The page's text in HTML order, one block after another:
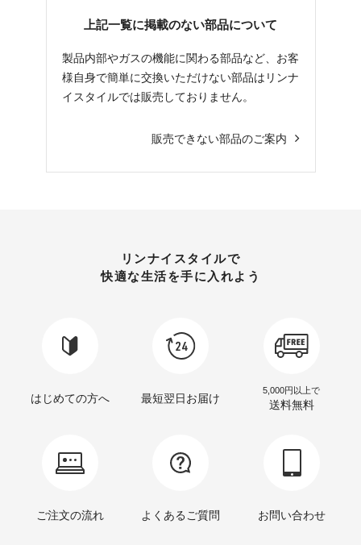
上記一覧に掲載のない部品について
製品内部やガスの機能に関わる部品など、お客
様自身で簡単に交換いただけない部品はリンナ
イスタイルでは販売しておりません。
販売できない部品のご案内
リンナイスタイルで
快適な生活を手に入れよう
はじめての方へ 最短翌日お届け
5,000円以上で
送料無料
ご注文の流れ よくあるご質問 お問い合わせ